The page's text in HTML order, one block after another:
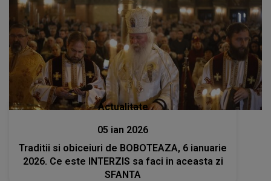
Actualitate
05 ian 2026
Traditii si obiceiuri de BOBOTEAZA, 6 ianuarie
2026. Ce este INTERZIS sa faci in aceasta zi
SFANTA